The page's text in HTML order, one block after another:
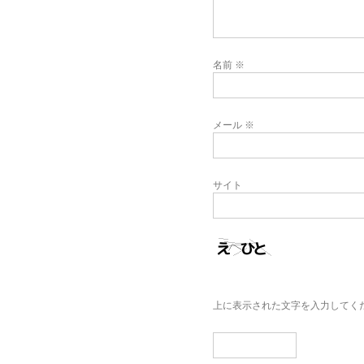
名前 ※
メール ※
サイト
上に表示された文字を入力してく